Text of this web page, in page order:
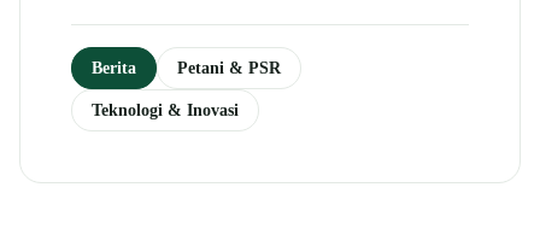
Berita Petani & PSR
Teknologi & Inovasi